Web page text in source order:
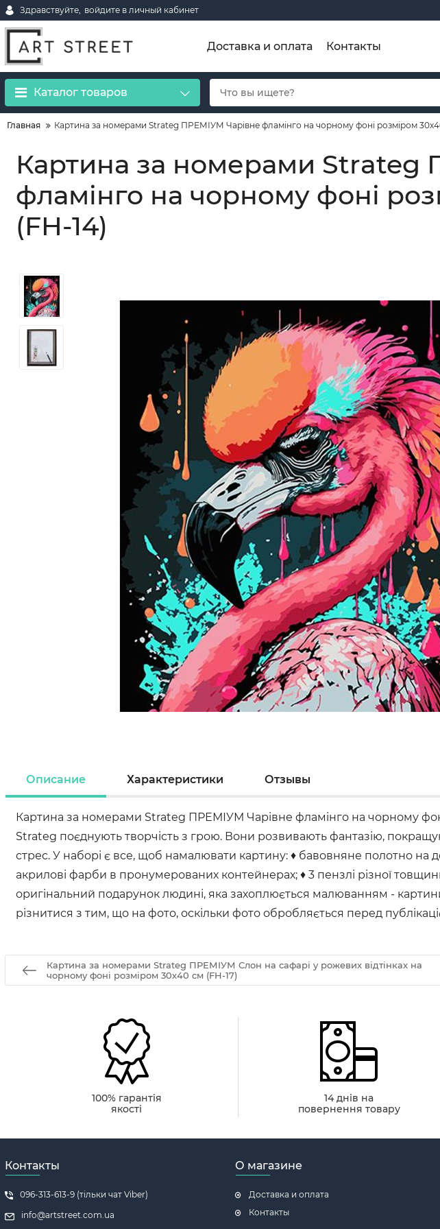
Здравствуйте, войдите в личный кабинет
Доставка и оплата Контакты
Каталог товаров
Главная Картина за номерами Strateg ПРЕМІУМ Чарівне фламінго на чорному фоні розміром
Картина за номерами Strateg
фламінго на чорному фоні
(FH-14)
Описание Характеристики Отзывы
Картина за номерами Strateg ПРЕМІУМ Чарівне фламінго на чорному
Strateg поєднують творчість з грою. Вони розвивають фантазію,
стрес. У наборі є все, щоб намалювати картину: ♦ бавовняне полотно
акрилові фарби в пронумерованих контейнерах; ♦ 3 пензлі різної
оригінальний подарунок людині, яка захоплюється малюванням -
різнитися з тим, що на фото, оскільки фото обробляється перед
Картина за номерами Strateg ПРЕМІУМ Слон на сафарі у рожевих відтінках на
чорному фоні розміром 30х40 см (FH-17)
100% гарантія
якості
14 днів на
повернення товару
Контакты
096-313-613-9 (тільки чат Viber)
info@artstreet.com.ua
О магазине
Доставка и оплата
Контакты